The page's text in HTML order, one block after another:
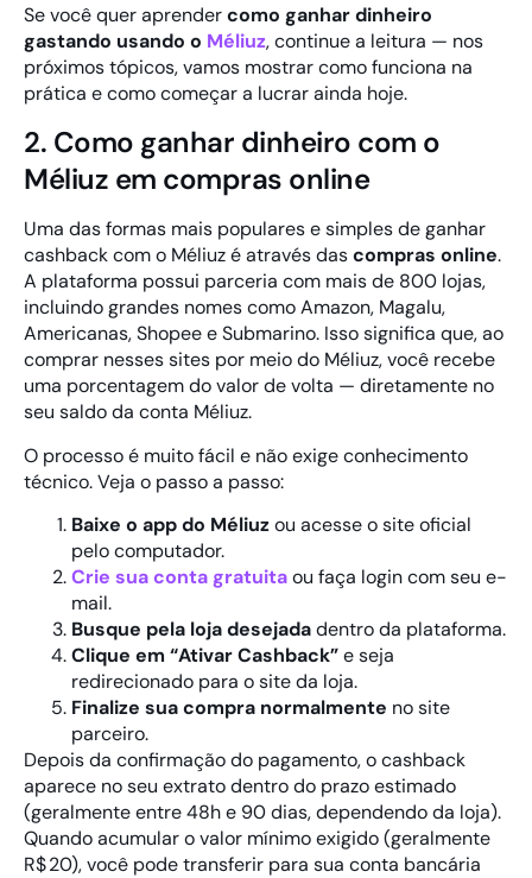
Se você quer aprendercomo ganhar dinheiro
gastando usando o Méliuz, continue a leitura — nos
próximos tópicos, vamos mostrar como funciona na
prática e como começar a lucrar ainda hoje.
2. Como ganhar dinheiro com o
Méliuz em compras online
Uma das formas mais populares e simples de ganhar
cashback com o Méliuz é através dascompras online.
A plataforma possui parceria com mais de 800 lojas,
incluindo grandes nomes como Amazon, Magalu,
Americanas, Shopee e Submarino. Isso significa que, ao
comprar nesses sites por meio do Méliuz, você recebe
uma porcentagem do valor de volta — diretamente no
seu saldo da conta Méliuz.
O processo é muito fácil e não exige conhecimento
técnico. Veja o passo a passo:
Baixe o app do Méliuzou acesse o site oficial
pelo computador.
Crie sua conta gratuitaou faça login com seu e-
mail.
Busque pela loja desejadadentro da plataforma.
Clique em “Ativar Cashback”e seja
redirecionado para o site da loja.
Finalize sua compra normalmente no site
parceiro.
Depois da confirmação do pagamento, o cashback
aparece no seu extrato dentro do prazo estimado
(geralmente entre 48h e 90 dias, dependendo da loja).
Quando acumular o valor mínimo exigido (geralmente
R$ 20), você pode transferir para sua conta bancária